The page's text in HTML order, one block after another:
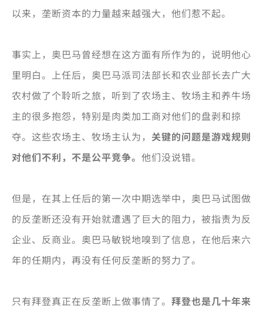
以来，垄断资本的力量越来越强大，他们惹不起。
事实上，奥巴马曾经想在这方面有所作为的，说明他心
里明白。上任后，奥巴马派司法部长和农业部长去广大
农村做了个聆听之旅，听到了农场主、牧场主和养牛场
主的很多抱怨，特别是肉类加工商对他们的盘剥和掠
夺。这些农场主、牧场主认为， 关键的问题是游戏规则
对他们不利，不是公平竞争。 他们没说错。
但是，在其上任后的第一次中期选举中，奥巴马试图做
的反垄断还没有开始就遭遇了巨大的阻力，被指责为反
企业、反商业。奥巴马敏锐地嗅到了信息，在他后来六
年的任期内，再没有任何反垄断的努力了。
只有拜登真正在反垄断上做事情了。 拜登也是几十年来